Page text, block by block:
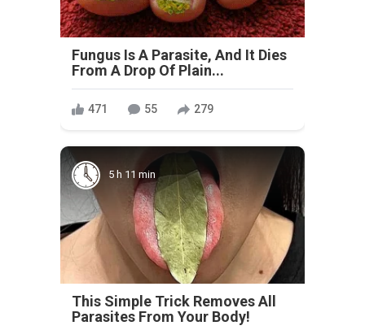
Fungus Is A Parasite, And It Dies
From A Drop Of Plain...
471 55 279
5 h 11 min
This Simple Trick Removes All
Parasites From Your Body!